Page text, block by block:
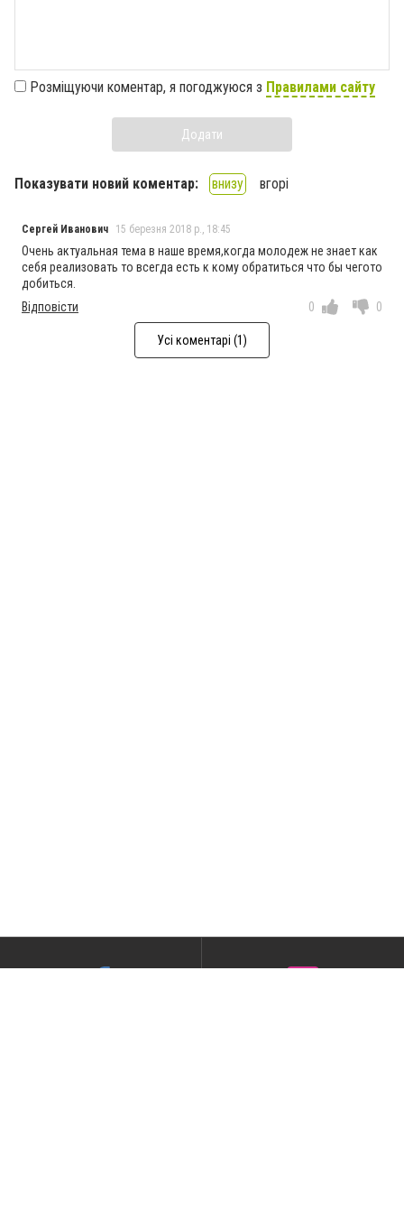
Розміщуючи коментар, я погоджуюся з Правилами сайту
Додати
Показувати новий коментар: внизу вгорі
Сергей Иванович 15 березня 2018 р., 18:45
Очень актуальная тема в наше время,когда молодеж не знает как
себя реализовать то всегда есть к кому обратиться что бы чегото
добиться.
Відповісти
0 0
Усі коментарі (1)